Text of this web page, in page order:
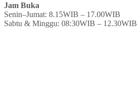
Jam Buka
Senin–Jumat: 8.15WIB – 17.00WIB
Sabtu & Minggu: 08:30WIB – 12.30WIB